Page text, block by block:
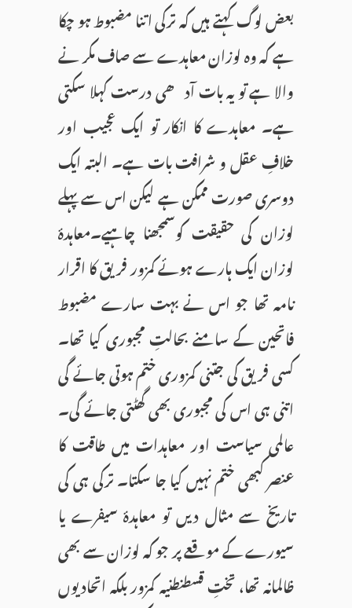
بعض لوگ کہتے ہیں کہ ترکی اتنا مضبوط ہو چکا
ہے کہ وہ لوزان معاہدے سے صاف مکر نے
والا ہے تو یہ بات آدھی درست کہلا سکتی
ہے۔ معاہدے کا انکار تو ایک عجیب اور
خلافِ عقل و شرافت بات ہے۔ البتہ ایک
دوسری صورت ممکن ہے لیکن اس سے پہلے
لوزان کی حقیقت کوسمجھنا چاہیے۔معاہدۂ
لوزان ایک ہارے ہوئے کمزور فریق کا اقرار
نامہ تھا جو اس نے بہت سارے مضبوط
فاتحین کے سامنے بحالتِ مجبوری کیا تھا۔
کسی فریق کی جتنی کمزوری ختم ہوتی جائے گی
اتنی ہی اس کی مجبوری بھی گھٹتی جائے گی۔
عالمی سیاست اور معاہدات میں طاقت کا
عنصر کبھی ختم نہیں کیا جا سکتا۔ ترکی ہی کی
تاریخ سے مثال دیں تو معاہدۂ سیفرے یا
سیورے کے موقعے پر جو کہ لوزان سے بھی
ظالمانہ تھا، تختِ قسطنطنیہ کمزور بلکہ اتحادیوں